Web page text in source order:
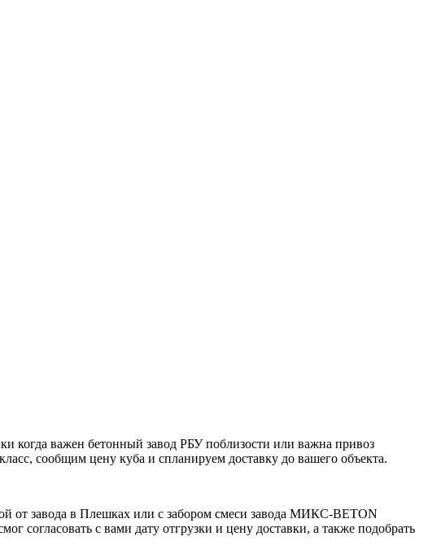
когда важен бетонный завод РБУ поблизости или важна привоз
сообщим цену куба и спланируем доставку до вашего объекта.
от завода в Плешках или с забором смеси завода МИКС-BETON
согласовать с вами дату отгрузки и цену доставки, а также подобрать